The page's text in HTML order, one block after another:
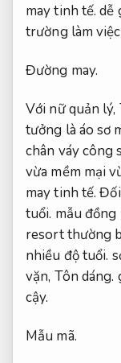
may tinh tế. dễ
trường làm
Đường may.
Với nữ quản lý,
tưởng là áo sơ
chân váy công
vừa mềm mại
may tinh tế. Đối
tuổi. mẫu
resort thường
nhiều độ tuổi.
vặn, Tôn dáng.
cậy.
Mẫu mã.